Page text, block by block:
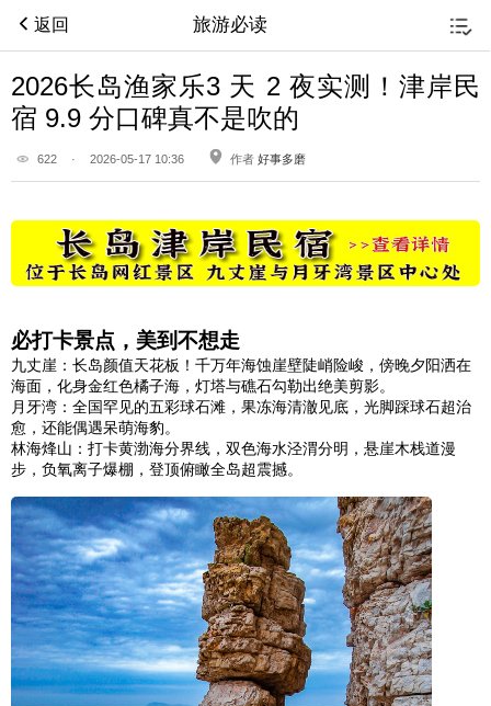
返回 旅游必读
2026长岛渔家乐3 天 2 夜实测！津岸民
宿 9.9 分口碑真不是吹的
622 · 2026-05-17 10:36 作者 好事多磨
必打卡景点，美到不想走
九丈崖：长岛颜值天花板！千万年海蚀崖壁陡峭险峻，傍晚夕阳洒在
海面，化身金红色橘子海，灯塔与礁石勾勒出绝美剪影。
月牙湾：全国罕见的五彩球石滩，果冻海清澈见底，光脚踩球石超治
愈，还能偶遇呆萌海豹。
林海烽山：打卡黄渤海分界线，双色海水泾渭分明，悬崖木栈道漫
步，负氧离子爆棚，登顶俯瞰全岛超震撼。